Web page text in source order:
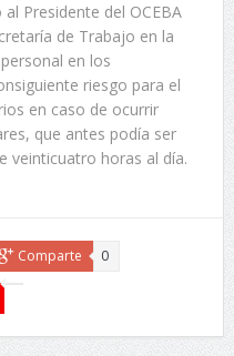
Presidente del OCEBA
de Trabajo en la
en los
riesgo para el
en caso de ocurrir
que antes podía ser
veinticuatro horas al día.
Comparte 0